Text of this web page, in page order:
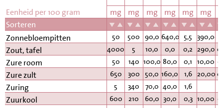
Eenheid per 100 gram mg mg mg mg mg mg
Sorteren
Zonnebloempitten
50 500 90,0 640,0 5,5 390,00
Zout, tafel 40000 5 10,0 0,0 0,2 290,00
Zure room 50 140 100,0 80,0 0,1 10,00
Zure zult 650 300 50,0 160,0 1,6 20,00
Zuring 5 340 70,0 40,0 1,6
Zuurkool 600 210 60,0 30,0 0,3 10,00